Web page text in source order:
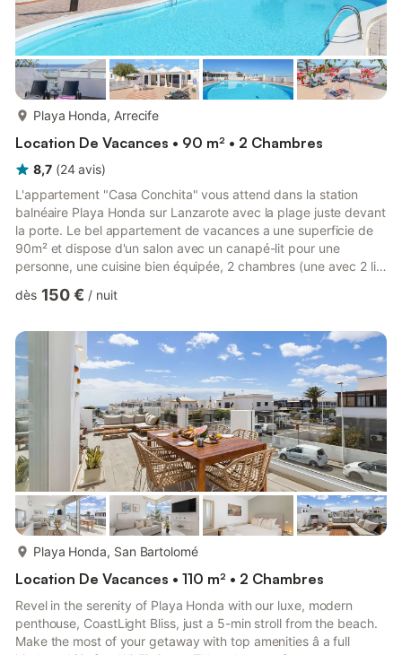
Playa Honda, Arrecife
Location De Vacances • 90 m² • 2 Chambres
8,7 (24 avis)
L'appartement "Casa Conchita" vous attend dans la station
balnéaire Playa Honda sur Lanzarote avec la plage juste devant
la porte. Le bel appartement de vacances a une superficie de
90m² et dispose d'un salon avec un canapé-lit pour une
personne, une cuisine bien équipée, 2 chambres (une avec 2 lits
équipements supplémentaires comprennent le Wi-Fi, une
un sèche-cheveux, tandis qu'un lit bébé peut être ajouté sur
demande. L'appartement comprend également une te...
dès 150 € / nuit
Playa Honda, San Bartolomé
Location De Vacances • 110 m² • 2 Chambres
Revel in the serenity of Playa Honda with our luxe, modern
penthouse, CoastLight Bliss, just a 5-min stroll from the beach.
Make the most of your getaway with top amenities â a full